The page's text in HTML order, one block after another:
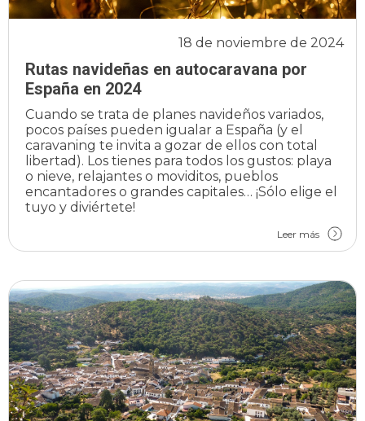
Rutas navideñas en autocaravana por
España en 2024
18 de noviembre de 2024
Cuando se trata de planes navideños variados,
pocos países pueden igualar a España (y el
caravaning te invita a gozar de ellos con total
libertad). Los tienes para todos los gustos: playa
o nieve, relajantes o moviditos, pueblos
encantadores o grandes capitales… ¡Sólo elige el
tuyo y diviértete!
Leer más